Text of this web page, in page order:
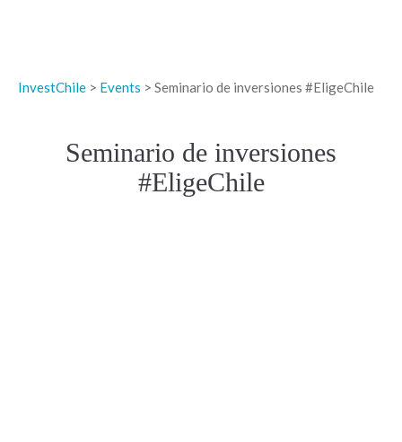
InvestChile > Events > Seminario de inversiones #EligeChile
Seminario de inversiones
#EligeChile